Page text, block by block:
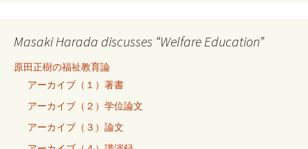
Masaki Harada discusses “Welfare Education”
原田正樹の福祉教育論
アーカイブ（１）著書
アーカイブ（２）学位論文
アーカイブ（３）論文